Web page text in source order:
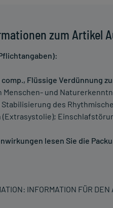
zum Artikel
Flüssige Verdünnung
und
des
lesen Sie die
INFORMATION FÜR